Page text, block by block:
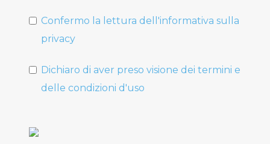
Confermo la lettura dell'informativa sulla
privacy
Dichiaro di aver preso visione dei termini e
delle condizioni d'uso